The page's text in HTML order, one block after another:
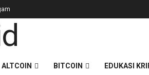
ALTCOIN BITCOIN EDUKASI